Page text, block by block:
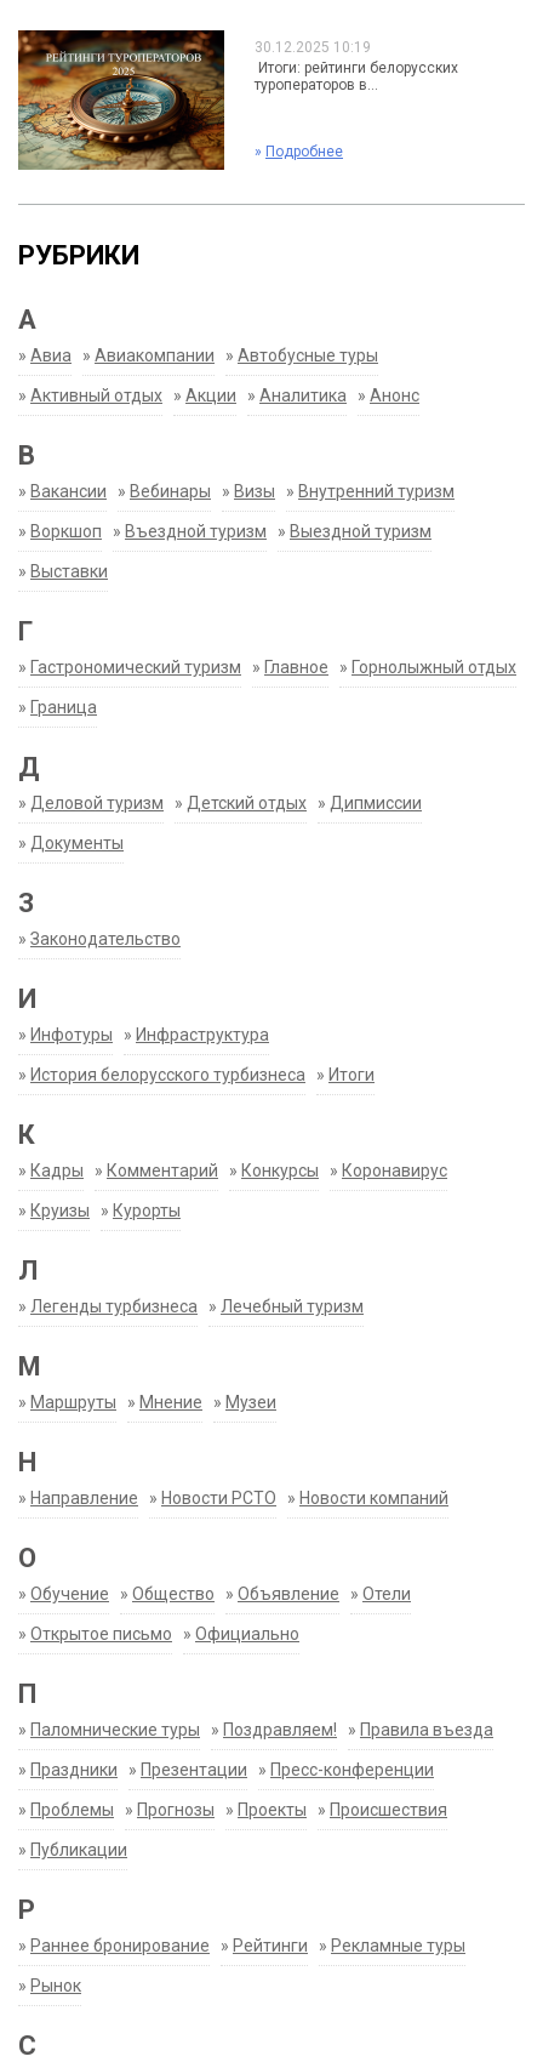
30.12.2025 10:19
Итоги: рейтинги белорусских
туроператоров в...
» Подробнее
РУБРИКИ
А
» Авиа » Авиакомпании » Автобусные туры
» Активный отдых » Акции » Аналитика » Анонс
В
» Вакансии » Вебинары » Визы » Внутренний туризм
» Воркшоп » Въездной туризм » Выездной туризм
» Выставки
Г
» Гастрономический туризм » Главное » Горнолыжный отдых
» Граница
Д
» Деловой туризм » Детский отдых » Дипмиссии
» Документы
З
» Законодательство
И
» Инфотуры » Инфраструктура
» История белорусского турбизнеса » Итоги
К
» Кадры » Комментарий » Конкурсы » Коронавирус
» Круизы » Курорты
Л
» Легенды турбизнеса » Лечебный туризм
М
» Маршруты » Мнение » Музеи
Н
» Направление » Новости РСТО » Новости компаний
О
» Обучение » Общество » Объявление » Отели
» Открытое письмо » Официально
П
» Паломнические туры » Поздравляем! » Правила въезда
» Праздники » Презентации » Пресс-конференции
» Проблемы » Прогнозы » Проекты » Происшествия
» Публикации
Р
» Раннее бронирование » Рейтинги » Рекламные туры
» Рынок
С